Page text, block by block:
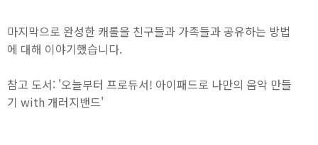
마지막으로 완성한 캐롤을 친구들과 가족들과 공유하는 방법
에 대해 이야기했습니다.
참고 도서: '오늘부터 프로듀서! 아이패드로 나만의 음악 만들
기 with 개러지밴드'